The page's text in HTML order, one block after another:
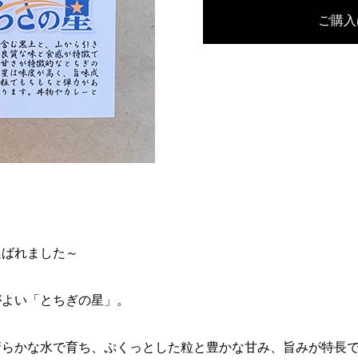
ご購
れました～
い「とちぎの星」。
かな水で育ち、ぷくっとした粒と豊かな甘み、旨みが特長